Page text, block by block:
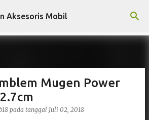
ke konten utama
Aksesoris Mobil
Mugen Power
pada tanggal Juli 02, 2018